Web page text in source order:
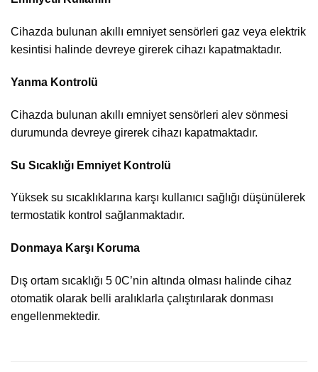
Cihazda bulunan akıllı emniyet sensörleri gaz veya elektrik
kesintisi halinde devreye girerek cihazı kapatmaktadır.
Yanma Kontrolü
Cihazda bulunan akıllı emniyet sensörleri alev sönmesi
durumunda devreye girerek cihazı kapatmaktadır.
Su Sıcaklığı Emniyet Kontrolü
Yüksek su sıcaklıklarına karşı kullanıcı sağlığı düşünülerek
termostatik kontrol sağlanmaktadır.
Donmaya Karşı Koruma
Dış ortam sıcaklığı 5 0C’nin altında olması halinde cihaz
otomatik olarak belli aralıklarla çalıştırılarak donması
engellenmektedir.